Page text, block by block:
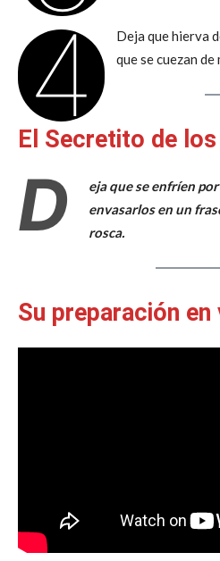
4
Deja que hierva
que se cuezan de
El Secretito de
D
eja que se enfríen
envasarlos en un
rosca.
Su preparación en